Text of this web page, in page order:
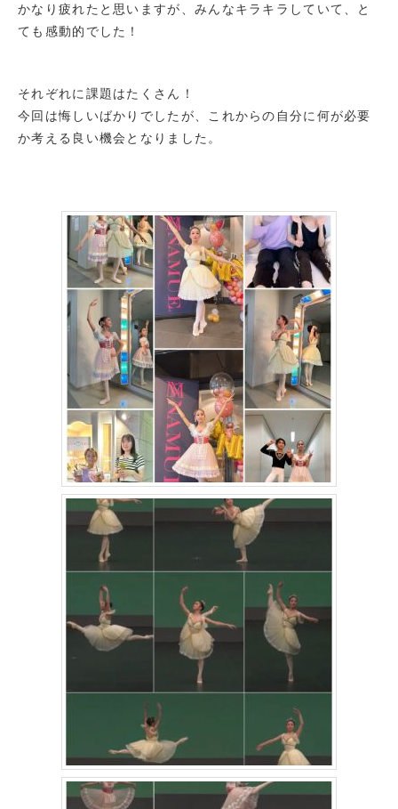
かなり疲れたと思いますが、みんなキラキラしていて、と
ても感動的でした！
それぞれに課題はたくさん！
今回は悔しいばかりでしたが、これからの自分に何が必要
か考える良い機会となりました。